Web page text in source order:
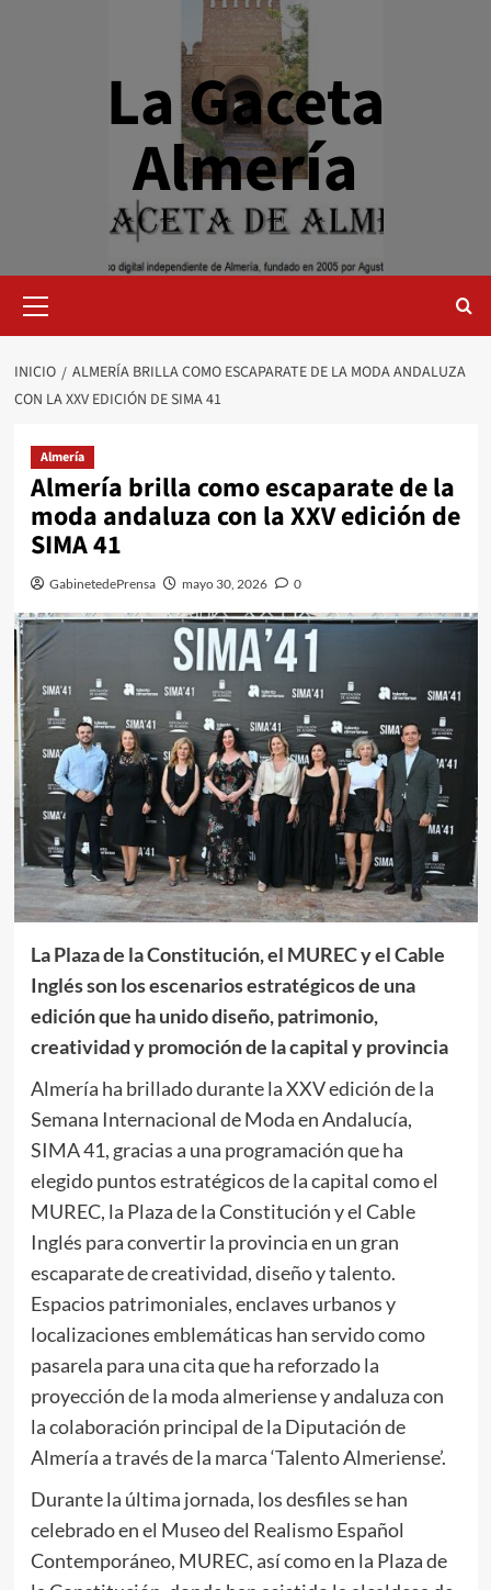
La Gaceta
Almería
primario
INICIO
ALMERÍA BRILLA COMO ESCAPARATE DE LA MODA ANDALUZA
CON LA XXV EDICIÓN DE SIMA 41
Almería
Almería brilla como escaparate de la
moda andaluza con la XXV edición de
SIMA 41
GabinetedePrensa mayo 30, 2026 0
La Plaza de la Constitución, el MUREC y el Cable
Inglés son los escenarios estratégicos de una
edición que ha unido diseño, patrimonio,
creatividad y promoción de la capital y provincia
Almería ha brillado durante la XXV edición de la
Semana Internacional de Moda en Andalucía,
SIMA 41, gracias a una programación que ha
elegido puntos estratégicos de la capital como el
MUREC, la Plaza de la Constitución y el Cable
Inglés para convertir la provincia en un gran
escaparate de creatividad, diseño y talento.
Espacios patrimoniales, enclaves urbanos y
localizaciones emblemáticas han servido como
pasarela para una cita que ha reforzado la
proyección de la moda almeriense y andaluza con
la colaboración principal de la Diputación de
Almería a través de la marca ‘Talento Almeriense’.
Durante la última jornada, los desfiles se han
celebrado en el Museo del Realismo Español
Contemporáneo, MUREC, así como en la Plaza de